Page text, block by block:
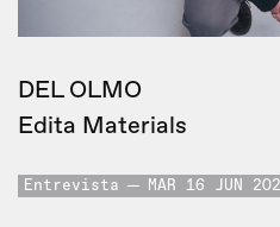
DEL OLMO
Edita Materials
Entrevista MAR 16 JUN